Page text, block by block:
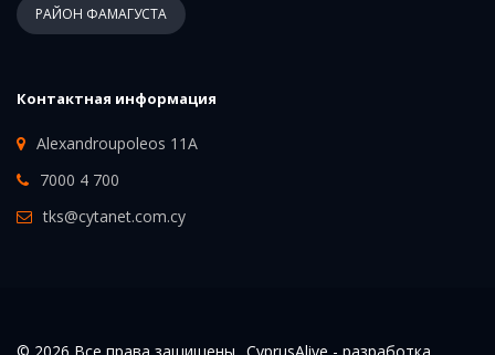
РАЙОН ФАМАГУСТА
Контактная информация
Alexandroupoleos 11A
7000 4 700
tks@cytanet.com.cy